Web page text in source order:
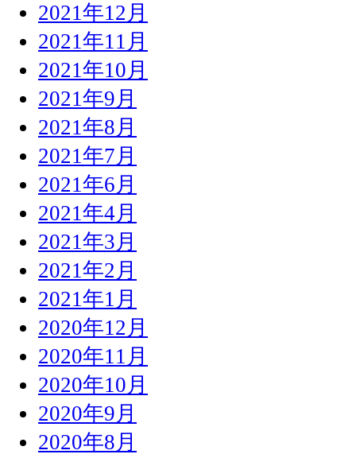
2021年12月
2021年11月
2021年10月
2021年9月
2021年8月
2021年7月
2021年6月
2021年4月
2021年3月
2021年2月
2021年1月
2020年12月
2020年11月
2020年10月
2020年9月
2020年8月